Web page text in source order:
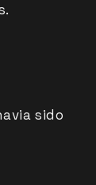
sido